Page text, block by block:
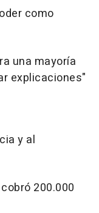
como
una mayoría
explicaciones"
y al
200.000